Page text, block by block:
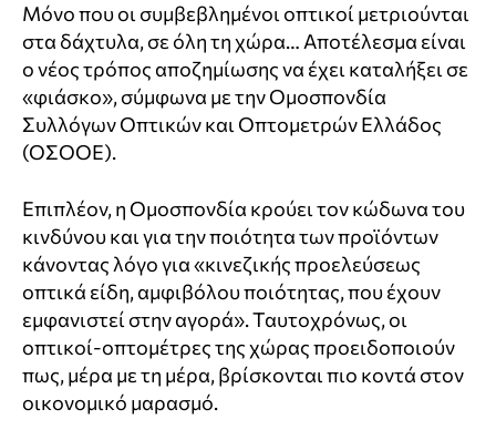
Μόνο που οι συμβεβλημένοι οπτικοί μετριούνται
στα δάχτυλα, σε όλη τη χώρα… Αποτέλεσμα είναι
ο νέος τρόπος αποζημίωσης να έχει καταλήξει σε
«φιάσκο», σύμφωνα με την Ομοσπονδία
Συλλόγων Οπτικών και Οπτομετρών Ελλάδος
(ΟΣΟΟΕ).
Επιπλέον, η Ομοσπονδία κρούει τον κώδωνα του
κινδύνου και για την ποιότητα των προϊόντων
κάνοντας λόγο για «κινεζικής προελεύσεως
οπτικά είδη, αμφιβόλου ποιότητας, που έχουν
εμφανιστεί στην αγορά». Ταυτοχρόνως, οι
οπτικοί-οπτομέτρες της χώρας προειδοποιούν
πως, μέρα με τη μέρα, βρίσκονται πιο κοντά στον
οικονομικό μαρασμό.